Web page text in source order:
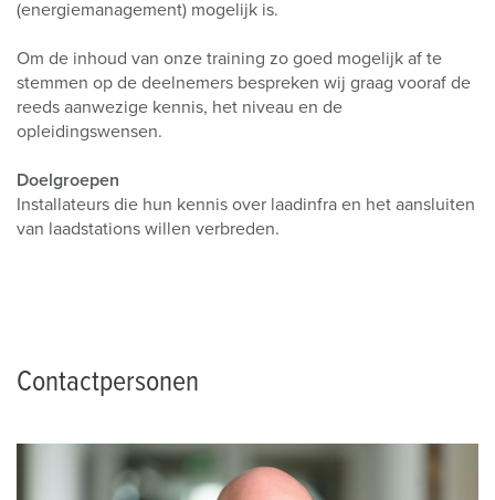
(energiemanagement) mogelijk is.
Om de inhoud van onze training zo goed mogelijk af te
stemmen op de deelnemers bespreken wij graag vooraf de
reeds aanwezige kennis, het niveau en de
opleidingswensen.
Doelgroepen
nstallateurs die hun kennis over laadinfra en het aansluiten
van laadstations willen verbreden.
Contactpersonen